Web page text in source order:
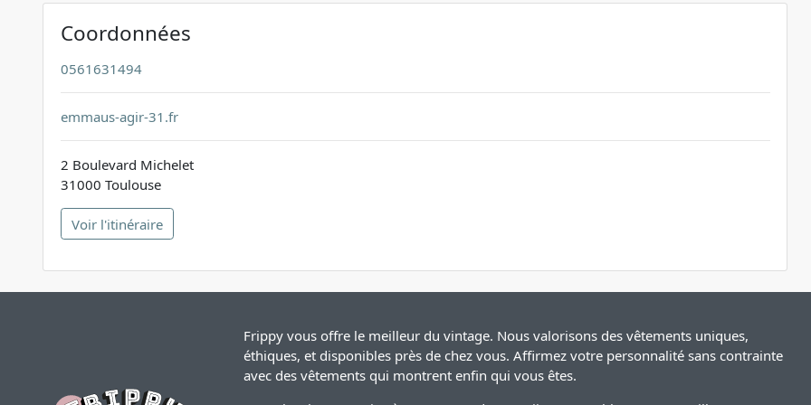
Coordonnées
0561631494
emmaus-agir-31.fr
2 Boulevard Michelet
31000 Toulouse
Voir l'itinéraire
Frippy vous offre le meilleur du vintage. Nous valorisons des vêtements uniques,
éthiques, et disponibles près de chez vous. Affirmez votre personnalité sans contrainte
avec des vêtements qui montrent enfin qui vous êtes.